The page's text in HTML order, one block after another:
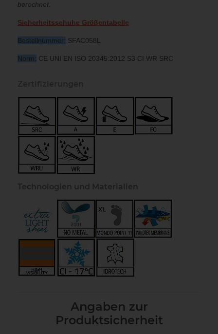
berechnet.
Sicherheitsschuhe Größentabelle
Bestellnummer: SFAC058L
Norm: CE UNI EN ISO 20345:2012 S3 CI WR SRC
Technologien und Materialien
Angaben zur
Produktsicherheit